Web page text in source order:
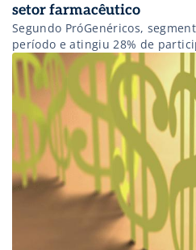
setor farmacêutico
Segundo PróGenéricos,
período e atingiu 28% de